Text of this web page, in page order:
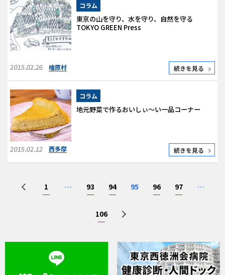
コラム
東京の山を守り、水を守り、自然を守る
TOKYO GREEN Press
2015.02.26 檜原村 続きを見る
コラム
地元野菜で作るおいしぃ～い一品コーナー
2015.02.12 西多摩 続きを見る
1 … 93 94 95 96 97 …
106